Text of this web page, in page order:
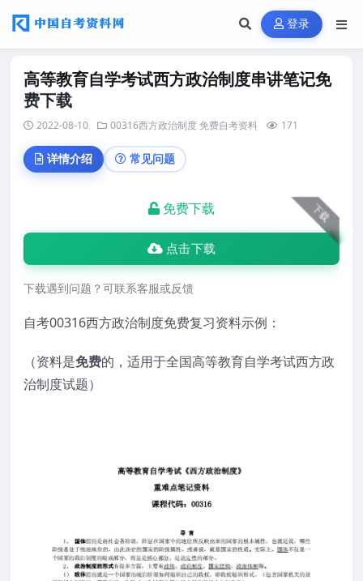
登录
高等教育自学考试西方政治制度串讲笔记免
费下载
2022-08-10 00316西方政治制度免费自考资料 171
详情介绍 常见问题
下载
免费下载
点击下载
下载遇到问题？可联系客服或反馈
自考00316西方政治制度免费复习资料示例：
（资料是免费的，适用于全国高等教育自学考试西方政
治制度试题）